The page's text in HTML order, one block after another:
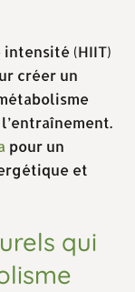
(HIIT)
créer un
pour un
et
qui